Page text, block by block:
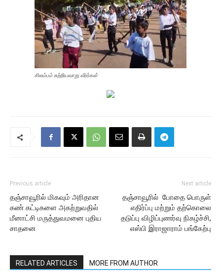
சிலம்பம் சுற்றியவாறு வீரர்கள்
Previous article
தஞ்சாவூரில் மிகவும் அரிதான
கண் கட்டிகளை அகற்றுவதில்
மீனாட்சி மருத்துவமனை புதிய
சாதனை
Next article
தஞ்சாவூரில் போதை பொருள்
எதிர்ப்பு மற்றும் தற்கொலை
தடுப்பு விழிப்புணர்வு நிகழ்ச்சி,
எஸ்பி இராஜாராம் பங்கேற்பு
RELATED ARTICLES MORE FROM AUTHOR